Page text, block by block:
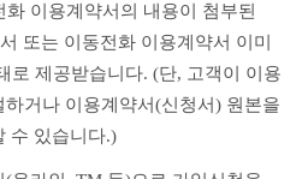
이용계약서의 내용이 첨부된
또는 이동전화 이용계약서 이미
로 제공받습니다. (단, 고객이 이용
거나 이용계약서(신청서) 원본을
수 있습니다.)